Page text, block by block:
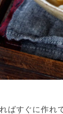
ばすぐに作れ